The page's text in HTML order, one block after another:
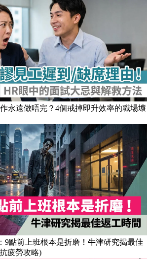
永遠做唔完？4個戒掉即升效率的職場壞